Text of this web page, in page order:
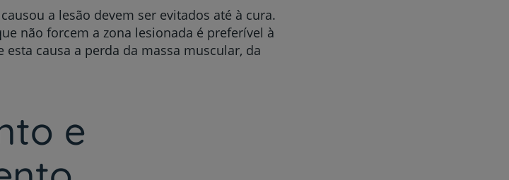
a lesão devem ser evitados até à cura.
não forcem a zona lesionada é preferível à
causa a perda da massa muscular, da
e